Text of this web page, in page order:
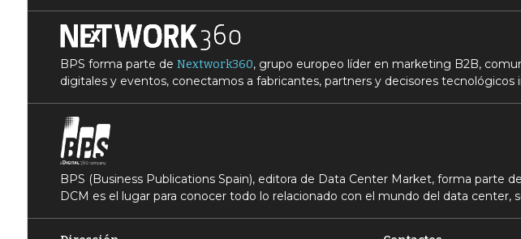
BPS forma parte de Nextwork360, grupo europeo líder en marketing B2B,
digitales y eventos, conectamos a fabricantes, partners y decisores
BPS (Business Publications Spain), editora de Data Center Market, forma parte
DCM es el lugar para conocer todo lo relacionado con el mundo del data center,